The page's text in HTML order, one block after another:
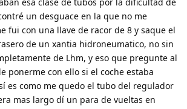
un desguace en la que no me
fui con una llave de racor de 8 y saque el
de un xantia hidroneumatico, no sin
de Lhm, y eso que pregunte al
ponerme con ello si el coche estaba
es como me quedo el tubo del regulador
mas largo dí un para de vueltas en